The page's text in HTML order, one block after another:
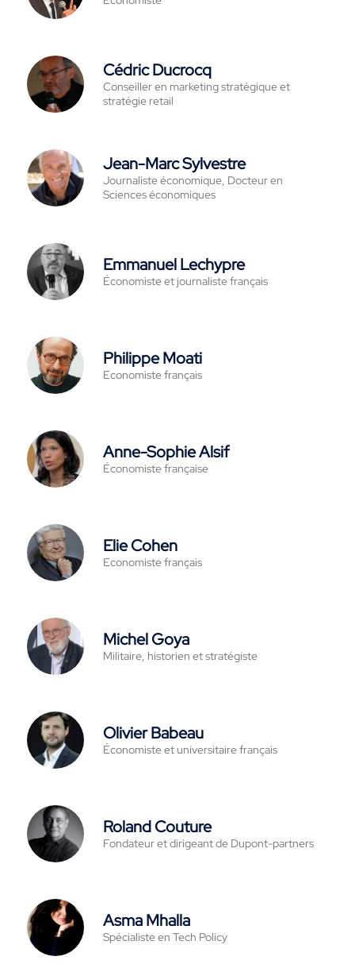
Cédric Ducrocq
Conseiller en marketing stratégique et
stratégie retail
Jean-Marc Sylvestre
Journaliste économique, Docteur en
Sciences économiques
Emmanuel Lechypre
Économiste et journaliste français
Philippe Moati
Economiste français
Anne-Sophie Alsif
Économiste française
Elie Cohen
Economiste français
Michel Goya
Militaire, historien et stratégiste
Olivier Babeau
Économiste et universitaire français
Roland Couture
Fondateur et dirigeant de Dupont-partners
Asma Mhalla
Spécialiste en Tech Policy